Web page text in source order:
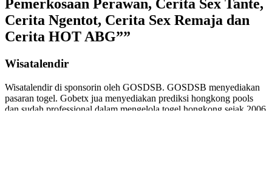
Pemerkosaan Perawan, Cerita Sex Tante,
Cerita Ngentot, Cerita Sex Remaja dan
Cerita HOT ABG””
Wisatalendir
Wisatalendir di sponsorin oleh GOSDSB. GOSDSB menyediakan
pasaran togel. Gobetx jua menyediakan prediksi hongkong pools
dan sudah professional dalam mengelola togel hongkong sejak 2006